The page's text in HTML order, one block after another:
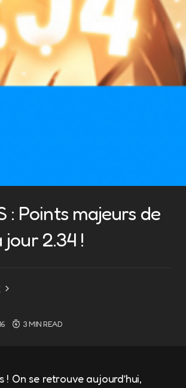
: Points majeurs de
jour 2.34 !
3 MIN READ
! On se retrouve aujourd’hui,